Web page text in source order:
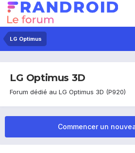
LG Optimus
LG Optimus 3D
Forum dédié au LG Optimus 3D (P920)
Commencer un